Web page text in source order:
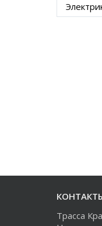
Трасса